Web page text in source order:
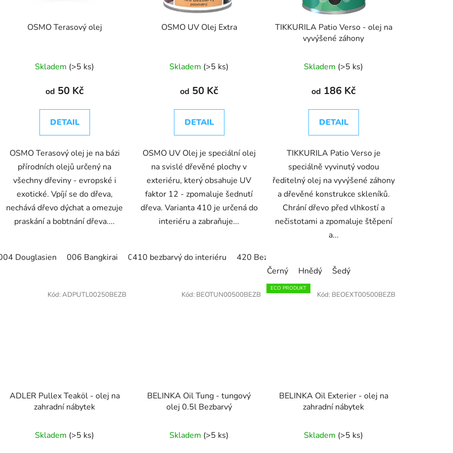
k
OSMO Terasový olej
Skladem (>5 ks)
od 50 Kč
DETAIL
OSMO Terasový olej je na bázi
přírodních olejů určený na
všechny dřeviny - evropské i
exotické. Vpíjí se do dřeva,
nechává dřevo dýchat a omezuje
praskání a bobtnání dřeva....
Douglasien 006 Bangkirai 007 Teak bezbarvý 009 modřín 010 Thermo dřevo
OSMO UV Olej Extra
Skladem (>5 ks)
od 50 Kč
DETAIL
OSMO UV Olej je speciální olej
na svislé dřevěné plochy v
exteriéru, který obsahuje UV
faktor 12 - zpomaluje šednutí
dřeva. Varianta 410 je určená do
interiéru a zabraňuje...
410 bezbarvý do interiéru 420 Bezbarvý
TIKKURILA Patio Verso - olej na
vyvýšené záhony
Skladem (>5 ks)
od 186 Kč
DETAIL
TIKKURILA Patio Verso je
speciálně vyvinutý vodou
ředitelný olej na vyvýšené záhony
a dřevěné konstrukce skleníků.
Chrání dřevo před vlhkostí a
nečistotami a zpomaluje štěpení
a...
Černý Hnědý Šedý
ADLER Pullex Teaköl - olej na
zahradní nábytek
Skladem (>5 ks)
Kód: ADPUTL00250BEZB
BELINKA Oil Tung - tungový
olej 0.5l Bezbarvý
Skladem (>5 ks)
Kód: BEOTUN00500BEZB
ECO PRODUKT
BELINKA Oil Exterier - olej na
zahradní nábytek
Skladem (>5 ks)
Kód: BEOEXT00500BEZB